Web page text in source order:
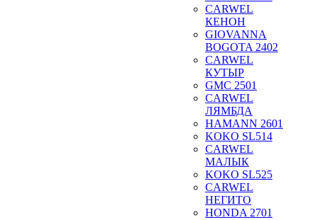
CARWEL
КЕНОН
GIOVANNA
BOGOTA 2402
CARWEL
КУТЫР
GMC 2501
CARWEL
ЛЯМБДА
HAMANN 2601
KOKO SL514
CARWEL
МАЛЫК
KOKO SL525
CARWEL
НЕГИТО
HONDA 2701